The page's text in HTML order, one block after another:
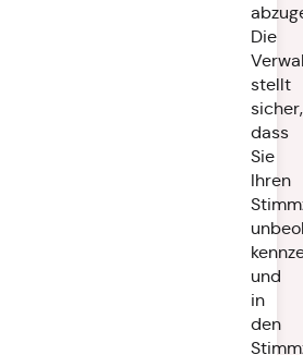
Die
stellt
sicher,
dass
Sie
Ihren
und
in
den